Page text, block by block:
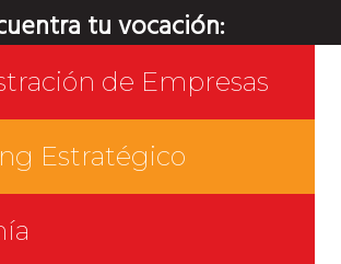
tu vocación:
de Empresas
Estratégico